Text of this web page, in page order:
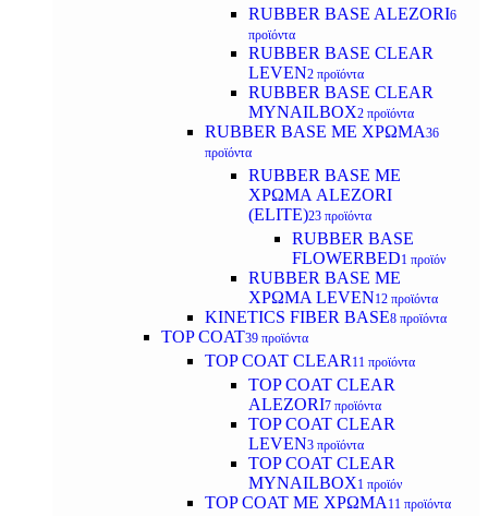
RUBBER BASE ALEZORI6
προϊόντα
RUBBER BASE CLEAR
LEVEN2 προϊόντα
RUBBER BASE CLEAR
MYNAILBOX2 προϊόντα
RUBBER BASE ΜΕ ΧΡΩΜΑ36
προϊόντα
RUBBER BASE ΜΕ
ΧΡΩΜΑ ALEZORI
(ELITE)23 προϊόντα
RUBBER BASE
FLOWERBED1 προϊόν
RUBBER BASE ΜΕ
ΧΡΩΜΑ LEVEN12 προϊόντα
KINETICS FIBER BASE8 προϊόντα
TOP COAT39 προϊόντα
TOP COAT CLEAR 11 προϊόντα
TOP COAT CLEAR
ALEZORI7 προϊόντα
TOP COAT CLEAR
LEVEN3 προϊόντα
TOP COAT CLEAR
MYNAILBOX1 προϊόν
TOP COAT ΜΕ ΧΡΩΜΑ 11 προϊόντα